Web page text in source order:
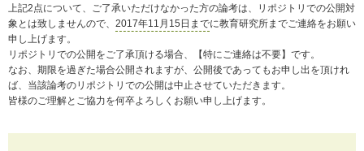
上記2点について、ご了承いただけなかった方の論考は、リポジトリでの公開対
象とは致しませんので、 2017年11月15日までに教育研究所までご連絡をお願い
申し上げます。
リポジトリでの公開をご了承頂ける場合、【特にご連絡は不要】です。
なお、期限を過ぎた場合公開されますが、公開後であってもお申し出を頂けれ
ば、当該論考のリポジトリでの公開は中止させていただきます。
皆様のご理解とご協力を何卒よろしくお願い申し上げます。